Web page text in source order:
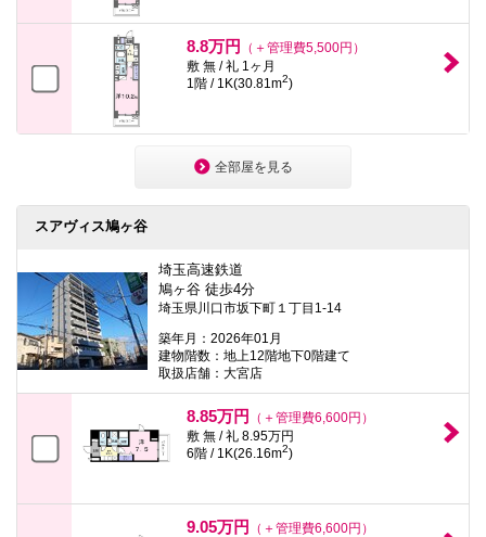
8.8万円
（＋管理費5,500円）
敷 無 / 礼 1ヶ月
1階 / 1K(30.81m2)
全部屋を見る
スアヴィス鳩ヶ谷
埼玉高速鉄道
鳩ヶ谷 徒歩4分
埼玉県川口市坂下町１丁目1-14
築年月：2026年01月
建物階数：地上12階地下0階建て
取扱店舗：大宮店
8.85万円
（＋管理費6,600円）
敷 無 / 礼 8.95万円
6階 / 1K(26.16m2)
9.05万円
（＋管理費6,600円）